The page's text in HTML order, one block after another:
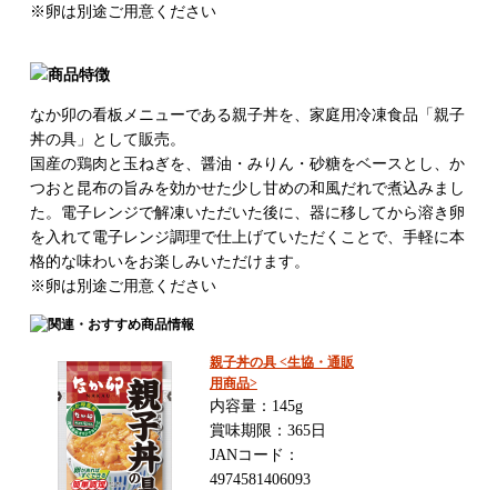
※卵は別途ご用意ください
なか卯の看板メニューである親子丼を、家庭用冷凍食品「親子
丼の具」として販売。
国産の鶏肉と玉ねぎを、醤油・みりん・砂糖をベースとし、か
つおと昆布の旨みを効かせた少し甘めの和風だれで煮込みまし
た。電子レンジで解凍いただいた後に、器に移してから溶き卵
を入れて電子レンジ調理で仕上げていただくことで、手軽に本
格的な味わいをお楽しみいただけます。
※卵は別途ご用意ください
親子丼の具 <生協・通販
用商品>
内容量：145g
賞味期限：365日
JANコード：
4974581406093